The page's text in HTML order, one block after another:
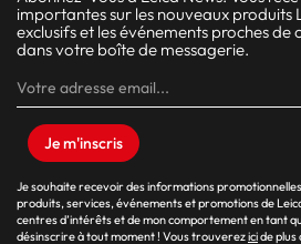
importantes sur les nouveaux produits
exclusifs et les événements proches de
dans votre boîte de messagerie.
Je m'inscris
Je souhaite recevoir des informations
produits, services, événements et promotions de
centres d’intérêts et de mon comportement en tant
désinscrire à tout moment ! Vous trouverezicide